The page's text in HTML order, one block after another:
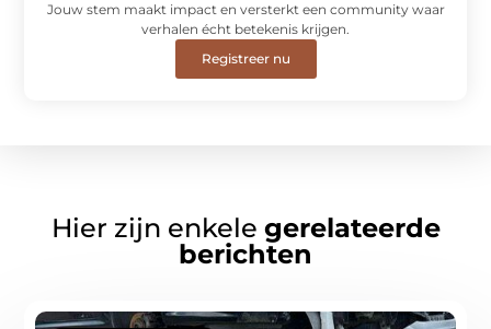
Jouw stem maakt impact en versterkt een community waar
verhalen écht betekenis krijgen.
Registreer nu
Hier zijn enkele gerelateerde
berichten